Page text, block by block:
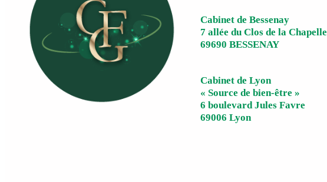
Cabinet de Bessenay
7 allée du Clos de la Chapelle
69690 BESSENAY
Cabinet de Lyon
« Source de bien-être »
6 boulevard Jules Favre
69006 Lyon